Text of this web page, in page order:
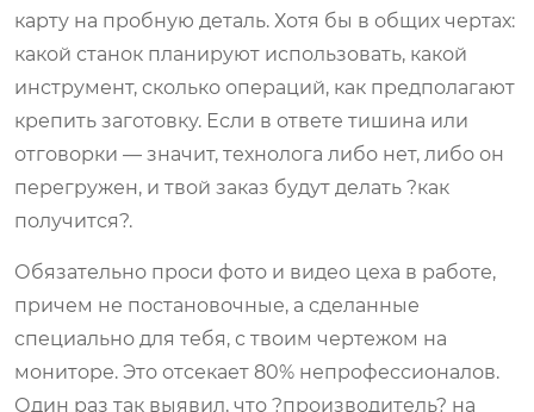
карту на пробную деталь. Хотя бы в общих чертах:
какой станок планируют использовать, какой
инструмент, сколько операций, как предполагают
крепить заготовку. Если в ответе тишина или
отговорки — значит, технолога либо нет, либо он
перегружен, и твой заказ будут делать ?как
получится?.
Обязательно проси фото и видео цеха в работе,
причем не постановочные, а сделанные
специально для тебя, с твоим чертежом на
мониторе. Это отсекает 80% непрофессионалов.
Один раз так выявил, что ?производитель? на